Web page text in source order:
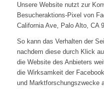
Unsere Website nutzt zur
Besucheraktions-Pixel von
California Ave, Palo Alto, CA
So kann das Verhalten der
nachdem diese durch Klick
die Website des Anbieters
die Wirksamkeit der
und Marktforschungszwecke